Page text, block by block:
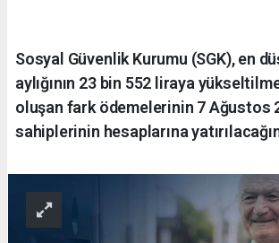
Sosyal Güvenlik Kurumu (SGK), en
aylığının 23 bin 552 liraya
oluşan fark ödemelerinin 7 Ağustos
sahiplerinin hesaplarına